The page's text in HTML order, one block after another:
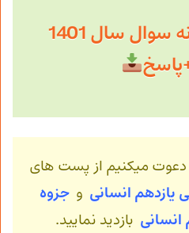
دانلود نمونه سوال سال 1401
میکنیم از پست های
یازدهم انسانی و جزوه
انسانی بازدید نمایید.